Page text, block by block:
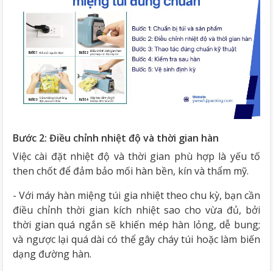
Bước 2: Điều chỉnh nhiệt độ và thời gian hàn
Việc cài đặt nhiệt độ và thời gian phù hợp là yếu tố
then chốt để đảm bảo mối hàn bền, kín và thẩm mỹ.
- Với máy hàn miệng túi gia nhiệt theo chu kỳ, bạn cần
điều chỉnh thời gian kích nhiệt sao cho vừa đủ, bởi
thời gian quá ngắn sẽ khiến mép hàn lỏng, dễ bung;
và ngược lại quá dài có thể gây cháy túi hoặc làm biến
dạng đường hàn.